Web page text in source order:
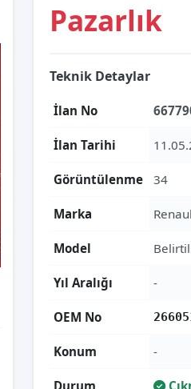
Pazarlık
Teknik Detaylar
İlan No
İlan Tarihi
Görüntülenme 34
Marka
Model
Yıl Aralığı -
OEM No
Konum -
Durum